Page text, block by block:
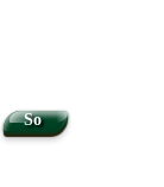
So